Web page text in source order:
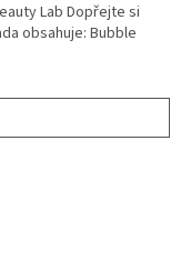
Lab Dopřejte si
obsahuje: Bubble